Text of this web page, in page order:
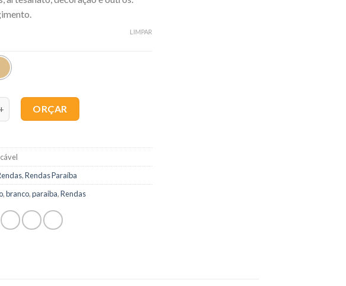
LIMPAR
ORÇAR
,Rendas Paraíba
,branco,paraiba,Rendas